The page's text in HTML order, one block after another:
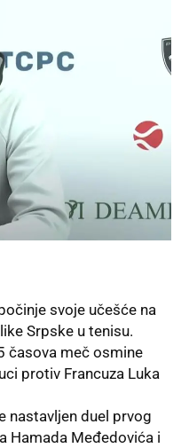
svoje učešće na
Srpske u tenisu.
časova meč osmine
protiv Francuza Luka
nastavljen duel prvog
Hamada Međedovića i